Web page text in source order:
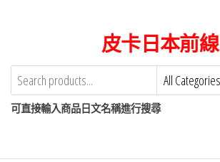
content
皮卡日本前線
可直接輸入商品日文名稱進行搜尋